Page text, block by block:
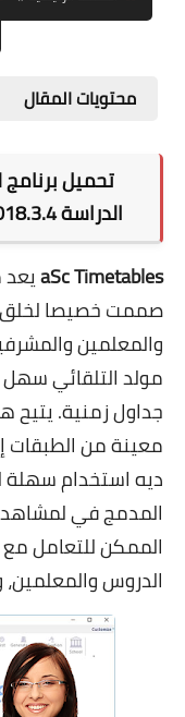
محتويات المقال
تحميل
الدراسة aSc Timetables2018.3.4 مفعل 100%
aSc Timetablesيعد
صممت خصيصا لخلق
والمعلمين
مولد التلقائي
جداول زمنية. يتيح
ديه استخدام سهلة
المدمج في
الممكن للتعامل
الدروس والمعلمين،